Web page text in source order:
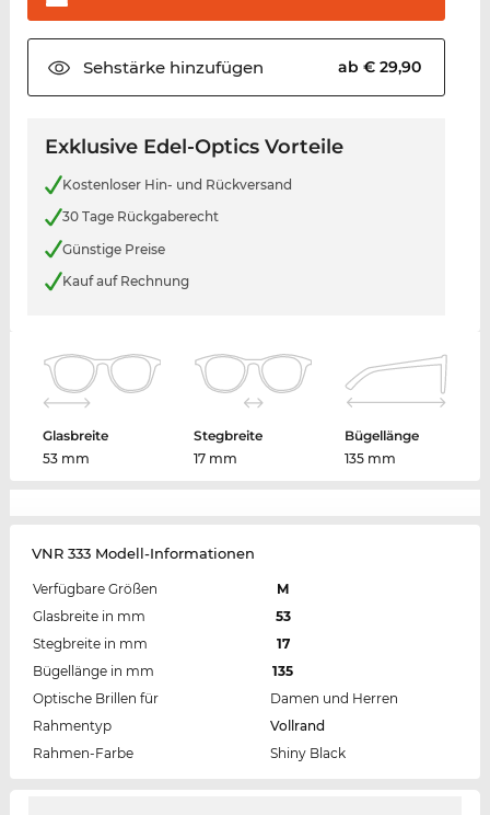
Sehstärkehinzufügen ab € 29,90
Exklusive Edel-Optics Vorteile
Kostenloser Hin- und Rückversand
30 Tage Rückgaberecht
Günstige Preise
Kauf auf Rechnung
Glasbreite
53 mm
Stegbreite
17 mm
Bügellänge
135 mm
VNR 333 Modell-Informationen
Verfügbare Größen
M
Glasbreite in mm
53
Stegbreite in mm
17
Bügellänge in mm
135
Optische Brillen für
Damen und Herren
Rahmentyp
Vollrand
Rahmen-Farbe
Shiny Black